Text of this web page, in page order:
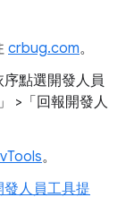
crbug.com。
點選開發人員
>「回報開發人
。
發人員工具提